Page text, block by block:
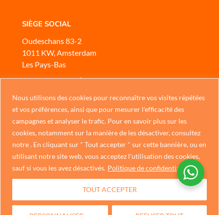
Nous utilisons des cookies pour reconnaître vos visites répétées
et vos préférences, ainsi que pour mesurer l'efficacité des
campagnes et analyser le trafic. Pour en savoir plus sur les
cookies, notamment sur la manière de les désactiver, consultez
notre . En cliquant sur " Tout accepter " sur cette bannière, ou en
utilisant notre site web, vous acceptez l'utilisation des cookies,
sauf si vous les avez désactivés. Politique de confidentialité
TOUT ACCEPTER
SIÈGE SOCIAL
Oudeschans 83-2
1011 KW, Amsterdam
Les Pays-Bas
SERVICE CLIENTÈLE
MobileouWhatsApp
Nous sommes ouverts
Du lundi au dimanche, de 10 h à 17 h
NOUS CONTACTER
English
Spanish
Portuguese
Italian
German
Chinese